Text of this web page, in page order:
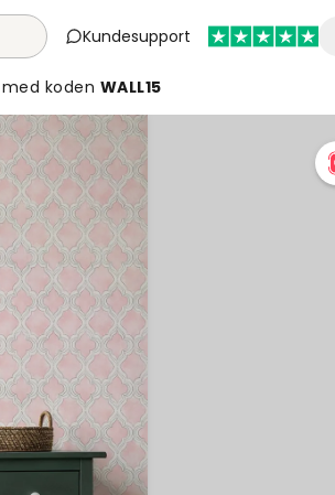
Kundesupport
med koden WALL15